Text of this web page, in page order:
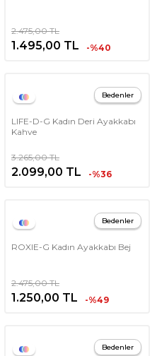
2.475,00TL
1.495,00 TL -%40
Bedenler
LIFE-D-G Kadın Deri Ayakkabı
Kahve
3.265,00TL
2.099,00 TL -%36
Bedenler
ROXIE-G Kadın Ayakkabı Bej
2.475,00TL
1.250,00 TL -%49
Bedenler